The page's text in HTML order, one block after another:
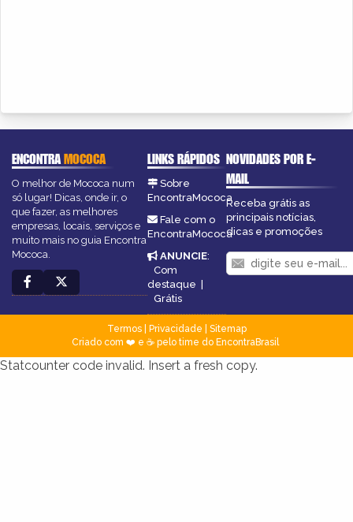
ENCONTRAMOCOCA
O melhor de Mococa num
só lugar! Dicas, onde ir, o
que fazer, as melhores
empresas, locais, serviços e
muito mais no guia Encontra
Mococa.
LINKS RÁPIDOS
Sobre
EncontraMococa
Fale com o
EncontraMococa
ANUNCIE:
Com
destaque |
Grátis
NOVIDADES POR E-
MAIL
Receba grátis as
principais notícias,
dicas e promoções
Termos| Privacidade
Sitemap
Criado com ❤️ e ☕ pelo time do EncontraBrasil
Statcounter code invalid. Insert a fresh copy.